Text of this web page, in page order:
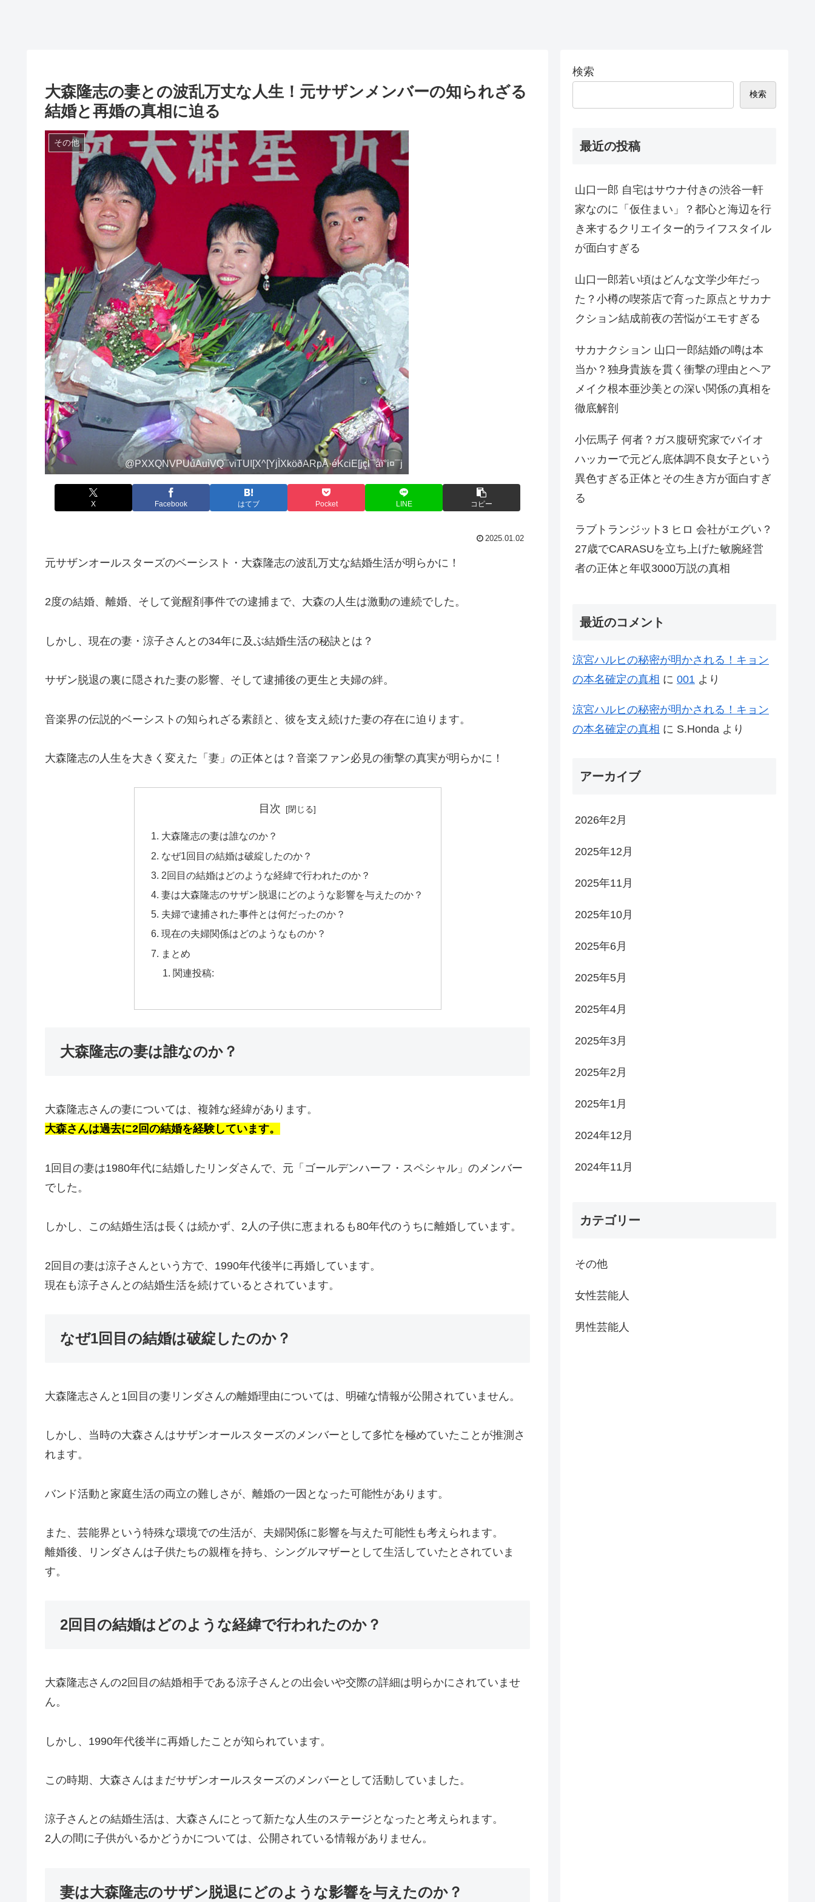
大森隆志の妻との波乱万丈な人生！元サザンメンバーの知られざる
結婚と再婚の真相に迫る
その他
@PXXQNVPUúAuìVQ¯viTUI[X^[YjÌXköðARpÅ­·éKciE[jçl¯åï°i¤¯j
X Facebook はてブ Pocket LINE コピー
2025.01.02
元サザンオールスターズのベーシスト・大森隆志の波乱万丈な結婚生活が明らかに！
2度の結婚、離婚、そして覚醒剤事件での逮捕まで、大森の人生は激動の連続でした。
しかし、現在の妻・涼子さんとの34年に及ぶ結婚生活の秘訣とは？
サザン脱退の裏に隠された妻の影響、そして逮捕後の更生と夫婦の絆。
音楽界の伝説的ベーシストの知られざる素顔と、彼を支え続けた妻の存在に迫ります。
大森隆志の人生を大きく変えた「妻」の正体とは？音楽ファン必見の衝撃の真実が明らかに！
目次
大森隆志の妻は誰なのか？
なぜ1回目の結婚は破綻したのか？
2回目の結婚はどのような経緯で行われたのか？
妻は大森隆志のサザン脱退にどのような影響を与えたのか？
夫婦で逮捕された事件とは何だったのか？
現在の夫婦関係はどのようなものか？
まとめ
関連投稿:
大森隆志の妻は誰なのか？
大森隆志さんの妻については、複雑な経緯があります。
大森さんは過去に2回の結婚を経験しています。
1回目の妻は1980年代に結婚したリンダさんで、元「ゴールデンハーフ・スペシャル」のメンバー
でした。
しかし、この結婚生活は長くは続かず、2人の子供に恵まれるも80年代のうちに離婚しています。
2回目の妻は涼子さんという方で、1990年代後半に再婚しています。
現在も涼子さんとの結婚生活を続けているとされています。
なぜ1回目の結婚は破綻したのか？
大森隆志さんと1回目の妻リンダさんの離婚理由については、明確な情報が公開されていません。
しかし、当時の大森さんはサザンオールスターズのメンバーとして多忙を極めていたことが推測さ
れます。
バンド活動と家庭生活の両立の難しさが、離婚の一因となった可能性があります。
また、芸能界という特殊な環境での生活が、夫婦関係に影響を与えた可能性も考えられます。
離婚後、リンダさんは子供たちの親権を持ち、シングルマザーとして生活していたとされていま
す。
2回目の結婚はどのような経緯で行われたのか？
大森隆志さんの2回目の結婚相手である涼子さんとの出会いや交際の詳細は明らかにされていませ
ん。
しかし、1990年代後半に再婚したことが知られています。
この時期、大森さんはまだサザンオールスターズのメンバーとして活動していました。
涼子さんとの結婚生活は、大森さんにとって新たな人生のステージとなったと考えられます。
2人の間に子供がいるかどうかについては、公開されている情報がありません。
妻は大森隆志のサザン脱退にどのような影響を与えたのか？
検索
検索
最近の投稿
山口一郎 自宅はサウナ付きの渋谷一軒
家なのに「仮住まい」？都心と海辺を行
き来するクリエイター的ライフスタイル
が面白すぎる
山口一郎若い頃はどんな文学少年だっ
た？小樽の喫茶店で育った原点とサカナ
クション結成前夜の苦悩がエモすぎる
サカナクション 山口一郎結婚の噂は本
当か？独身貴族を貫く衝撃の理由とヘア
メイク根本亜沙美との深い関係の真相を
徹底解剖
小伝馬子 何者？ガス腹研究家でバイオ
ハッカーで元どん底体調不良女子という
異色すぎる正体とその生き方が面白すぎ
る
ラブトランジット3 ヒロ 会社がエグい？
27歳でCARASUを立ち上げた敏腕経営
者の正体と年収3000万説の真相
最近のコメント
涼宮ハルヒの秘密が明かされる！キョン
の本名確定の真相 に 001 より
涼宮ハルヒの秘密が明かされる！キョン
の本名確定の真相 に S.Honda より
アーカイブ
2026年2月
2025年12月
2025年11月
2025年10月
2025年6月
2025年5月
2025年4月
2025年3月
2025年2月
2025年1月
2024年12月
2024年11月
カテゴリー
その他
女性芸能人
男性芸能人